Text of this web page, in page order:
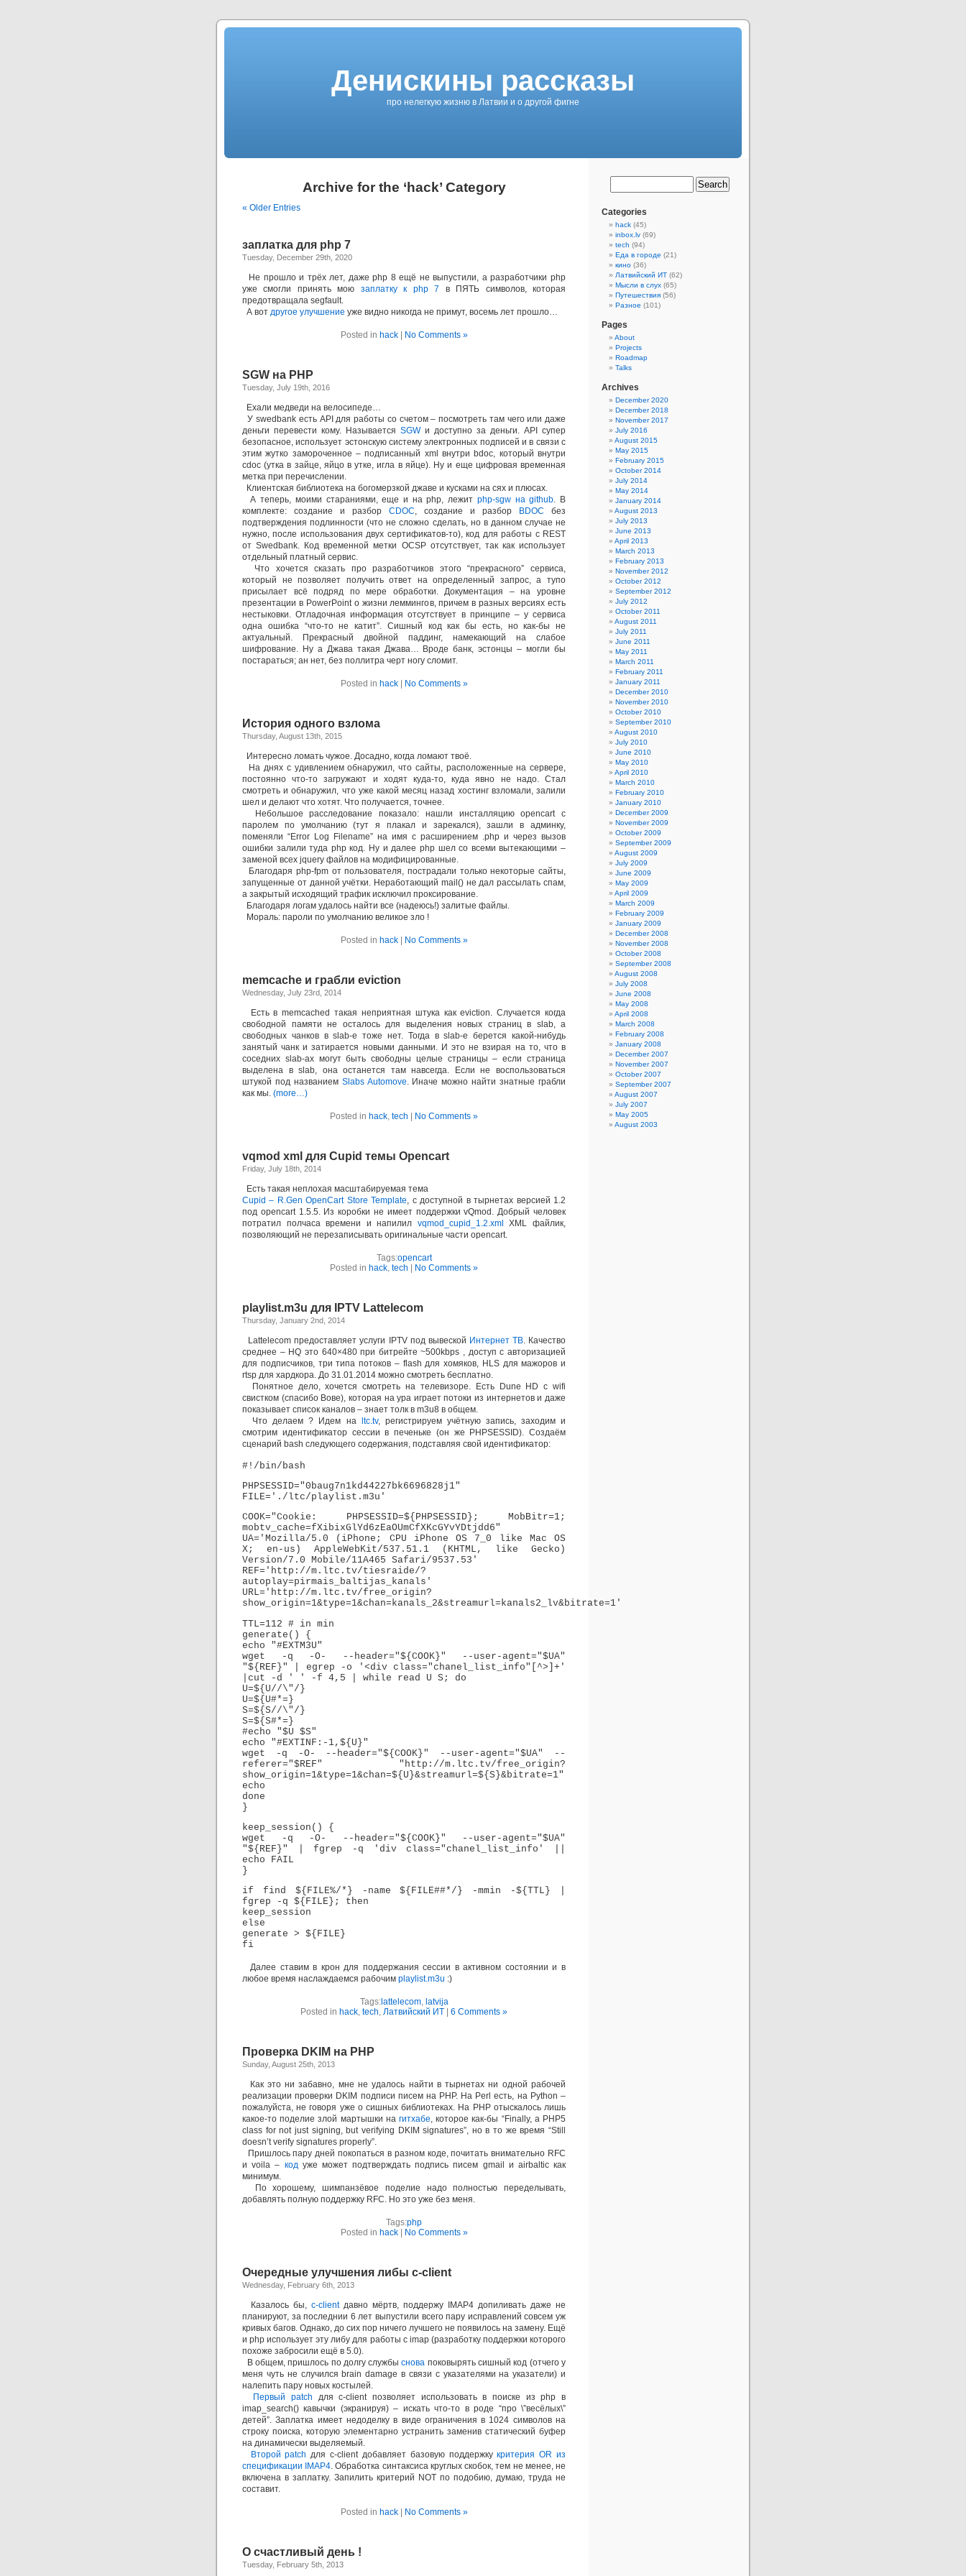
Денискины рассказы
про нелегкую жизню в Латвии и о другой фигне
Archive for the ‘hack’ Category
« Older Entries
заплатка для php 7
Tuesday, December 29th, 2020
Не прошло и трёх лет, даже php 8 ещё не выпустили, а разработчики php
уже смогли принять мою заплатку к php 7 в ПЯТЬ символов, которая
предотвращала segfault.
А вот другое улучшение уже видно никогда не примут, восемь лет прошло…
Posted in hack| No Comments »
SGW на PHP
Tuesday, July 19th, 2016
Ехали медведи на велосипеде…
У swedbank есть API для работы со счетом – посмотреть там чего или даже
деньги перевести кому. Называется SGWи доступно за деньги. API супер
безопасное, использует эстонскую систему электронных подписей и в связи с
этим жутко замороченное – подписанный xml внутри bdoc, который внутри
cdoc (утка в зайце, яйцо в утке, игла в яйце). Ну и еще цифровая временная
метка при перечислении.
Клиентская библиотека на богомерзкой джаве и кусками на сях и плюсах.
А теперь, моими стараниями, еще и на php, лежит php-sgw на github. В
комплекте: создание и разбор CDOC, создание и разбор BDOC без
подтверждения подлинности (что не сложно сделать, но в данном случае не
нужно, после использования двух сертификатов-то), код для работы с REST
от Swedbank. Код временной метки OCSP отсутствует, так как использует
отдельный платный сервис.
Что хочется сказать про разработчиков этого “прекрасного” сервиса,
который не позволяет получить ответ на определенный запрос, а тупо
присылает всё подряд по мере обработки. Документация – на уровне
презентации в PowerPoint о жизни леммингов, причем в разных версиях есть
нестыковки. Отладочная информация отсутствует в принципе – у сервиса
одна ошибка “что-то не катит”. Сишный код как бы есть, но как-бы не
актуальный. Прекрасный двойной паддинг, намекающий на слабое
шифрование. Ну а Джава такая Джава… Вроде банк, эстонцы – могли бы
постараться; ан нет, без поллитра черт ногу сломит.
Posted in hack| No Comments »
История одного взлома
Thursday, August 13th, 2015
Интересно ломать чужое. Досадно, когда ломают твоё.
На днях с удивлением обнаружил, что сайты, расположенные на сервере,
постоянно что-то загружают и ходят куда-то, куда явно не надо. Стал
смотреть и обнаружил, что уже какой месяц назад хостинг взломали, залили
шел и делают что хотят. Что получается, точнее.
Небольшое расследование показало: нашли инсталляцию opencart с
паролем по умолчанию (тут я плакал и зарекался), зашли в админку,
поменяли “Error Log Filename” на имя с расширением .php и через вызов
ошибки залили туда php код. Ну и далее php шел со всеми вытекающими –
заменой всех jquery файлов на модифицированные.
Благодаря php-fpm от пользователя, пострадали только некоторые сайты,
запущенные от данной учётки. Неработающий mail() не дал рассылать спам,
а закрытый исходящий трафик исключил проксирование.
Благодаря логам удалось найти все (надеюсь!) залитые файлы.
Мораль: пароли по умолчанию великое зло !
Posted in hack| No Comments »
memcache и грабли eviction
Wednesday, July 23rd, 2014
Есть в memcached такая неприятная штука как eviction. Случается когда
свободной памяти не осталось для выделения новых страниц в slab, а
свободных чанков в slab-e тоже нет. Тогда в slab-e берется какой-нибудь
занятый чанк и затирается новыми данными. И это не взирая на то, что в
соседних slab-ах могут быть свободны целые страницы – если страница
выделена в slab, она останется там навсегда. Если не воспользоваться
штукой под названием Slabs Automove. Иначе можно найти знатные грабли
как мы. (more…)
Posted in hack, tech No Comments »
vqmod xml для Cupid темы Opencart
Friday, July 18th, 2014
Есть такая неплохая масштабируемая тема
Cupid – R.Gen OpenCart Store Template, с доступной в тырнетах версией 1.2
под opencart 1.5.5. Из коробки не имеет поддержки vQmod. Добрый человек
потратил полчаса времени и напилил vqmod_cupid_1.2.xml
XML файлик,
позволяющий не перезаписывать оригинальные части opencart.
Tags:opencart
Posted in hack, tech No Comments »
playlist.m3u для IPTV Lattelecom
Thursday, January 2nd, 2014
Lattelecom предоставляет услуги IPTV под вывеской Интернет ТВ. Качество
среднее – HQ это 640×480 при битрейте ~500kbps , доступ с авторизацией
для подписчиков, три типа потоков – flash для хомяков, HLS для мажоров и
rtsp для хардкора. До 31.01.2014 можно смотреть бесплатно.
Понятное дело, хочется смотреть на телевизоре. Есть Dune HD с wifi
свистком (спасибо Вове), которая на ура играет потоки из интернетов и даже
показывает список каналов – знает толк в m3u8 в общем.
Что делаем ? Идем на
ltc.tv, регистрируем учётную запись, заходим и
смотрим идентификатор сессии в печеньке (он же PHPSESSID). Создаём
сценарий bash следующего содержания, подставляя свой идентификатор:
#!/bin/bash
PHPSESSID="0baug7n1kd44227bk6696828j1"
FILE='./ltc/playlist.m3u'
COOK="Cookie: PHPSESSID=${PHPSESSID}; MobBitr=1;
mobtv_cache=fXibixGlYd6zEaOUmCfXKcGYvYDtjdd6"
UA='Mozilla/5.0 (iPhone; CPU iPhone OS 7_0 like Mac OS
X; en-us) AppleWebKit/537.51.1 (KHTML, like Gecko)
Version/7.0 Mobile/11A465 Safari/9537.53'
REF='http://m.ltc.tv/tiesraide/?
autoplay=pirmais_baltijas_kanals'
URL='http://m.ltc.tv/free_origin?
show_origin=1&type=1&chan=kanals_2&streamurl=kanals2_lv&bitrate=1'
TTL=112 # in min
generate() {
echo "#EXTM3U"
wget -q -O- --header="${COOK}" --user-agent="$UA"
"${REF}" | egrep -o '<div class="chanel_list_info"[^>]+'
|cut -d ' ' -f 4,5 | while read U S; do
U=${U//\"/}
U=${U#*=}
S=${S//\"/}
S=${S#*=}
#echo "$U $S"
echo "#EXTINF:-1,${U}"
wget -q -O- --header="${COOK}" --user-agent="$UA" --
referer="$REF" "http://m.ltc.tv/free_origin?
show_origin=1&type=1&chan=${U}&streamurl=${S}&bitrate=1"
echo
done
}
keep_session() {
wget -q -O- --header="${COOK}" --user-agent="$UA"
"${REF}" | fgrep -q 'div class="chanel_list_info' ||
echo FAIL
}
if find ${FILE%/*} -name ${FILE##*/} -mmin -${TTL} |
fgrep -q ${FILE}; then
keep_session
else
generate > ${FILE}
fi
Далее ставим в крон для поддержания сессии в активном состоянии и в
любое время наслаждаемся рабочим playlist.m3u :)
Tags:lattelecom, latvija
Posted in hack, tech, Латвийский ИТ 6 Comments »
Проверка DKIM на PHP
Sunday, August 25th, 2013
Как это ни забавно, мне не удалось найти в тырнетах ни одной рабочей
реализации проверки DKIM подписи писем на PHP. На Perl есть, на Python –
пожалуйста, не говоря уже о сишных библиотеках. На PHP отыскалось лишь
какое-то поделие злой мартышки на гитхабе, которое как-бы “Finally, a PHP5
class for not just signing, but verifying DKIM signatures”, но в то же время “Still
doesn’t verify signatures properly”.
Пришлось пару дней покопаться в разном коде, почитать внимательно RFC
и voila – кодуже может подтверждать подпись писем gmail и airbaltic как
минимум.
По хорошему, шимпанзёвое поделие надо полностью переделывать,
добавлять полную поддержку RFC. Но это уже без меня.
Tags:php
Posted in hack| No Comments »
Очередные улучшения либы c-client
Wednesday, February 6th, 2013
Казалось бы, с-clientдавно мёртв, поддержу IMAP4 допиливать даже не
планируют, за последнии 6 лет выпустили всего пару исправлений совсем уж
кривых багов. Однако, до сих пор ничего лучшего не появилось на замену. Ещё
и php использует эту либу для работы с imap (разработку поддержки которого
похоже забросили ещё в 5.0).
В общем, пришлось по долгу службыснова поковырять сишный код (отчего у
меня чуть не случился brain damage в связи с указателями на указатели) и
налепить пару новых костылей.
Первый patch для c-client позволяет использовать в поиске из php в
imap_search() кавычки (экранируя) – искать что-то в роде “про \”весёлых\”
детей”. Заплатка имеет недоделку в виде ограничения в 1024 символов на
строку поиска, которую элементарно устранить заменив статический буфер
на динамически выделяемый.
Второй patch для c-client добавляет базовую поддержкукритерия OR из
спецификации IMAP4. Обработка синтаксиса круглых скобок, тем не менее, не
включена в заплатку. Запилить критерий NOT по подобию, думаю, труда не
составит.
Posted in hack| No Comments »
О счастливый день !
Tuesday, February 5th, 2013
Categories
hack (45)
inbox.lv (69)
tech (94)
Еда в городе (21)
кино (36)
Латвийский ИТ (62)
Мысли в слух (65)
Путешествия (56)
Разное (101)
Pages
About
Projects
Roadmap
Talks
Archives
December 2020
December 2018
November 2017
July 2016
August 2015
May 2015
February 2015
October 2014
July 2014
May 2014
January 2014
August 2013
July 2013
June 2013
April 2013
March 2013
February 2013
November 2012
October 2012
September 2012
July 2012
October 2011
August 2011
July 2011
June 2011
May 2011
March 2011
February 2011
January 2011
December 2010
November 2010
October 2010
September 2010
August 2010
July 2010
June 2010
May 2010
April 2010
March 2010
February 2010
January 2010
December 2009
November 2009
October 2009
September 2009
August 2009
July 2009
June 2009
May 2009
April 2009
March 2009
February 2009
January 2009
December 2008
November 2008
October 2008
September 2008
August 2008
July 2008
June 2008
May 2008
April 2008
March 2008
February 2008
January 2008
December 2007
November 2007
October 2007
September 2007
August 2007
July 2007
May 2005
August 2003